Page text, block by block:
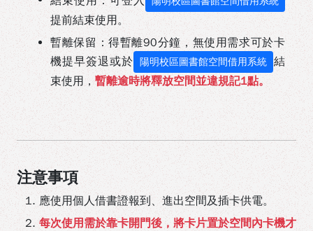
提前結束使用。
暫離保留：得暫離90分鐘，無使用需求可於卡
機提早簽退或於
陽明校區圖書館空間借用系統 結
束使用， 暫離逾時將釋放空間並違規記1點。
注意事項
應使用個人借書證報到、進出空間及插卡供電。
每次使用需於靠卡開門後，將卡片置於空間內卡機才